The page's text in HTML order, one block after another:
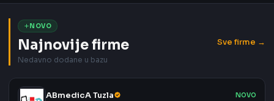
NOVO
Najnovije firme
Nedavno dodane u bazu
Sve firme →
ABmedicA Tuzla
NOVO